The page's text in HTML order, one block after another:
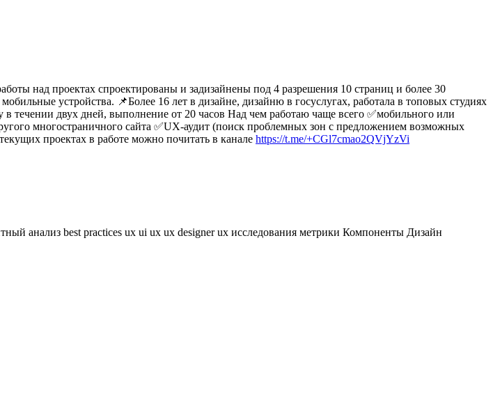
над проектах спроектированы и задизайнены под 4 разрешения 10 страниц и более 30
устройства. 📌Более 16 лет в дизайне, дизайню в госуслугах, работала в топовых студиях
течении двух дней, выполнение от 20 часов Над чем работаю чаще всего ✅мобильного или
многостраничного сайта ✅UX-аудит (поиск проблемных зон с предложением возможных
проектах в работе можно почитать в канале https://t.me/+CGl7cmao2QVjYzVi
анализ best practices ux ui ux ux designerux исследования метрики Компоненты Дизайн